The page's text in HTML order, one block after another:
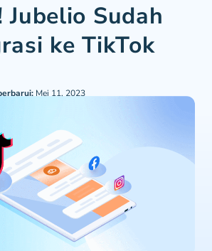
Jubelio Sudah
ke TikTok
Mei 11, 2023